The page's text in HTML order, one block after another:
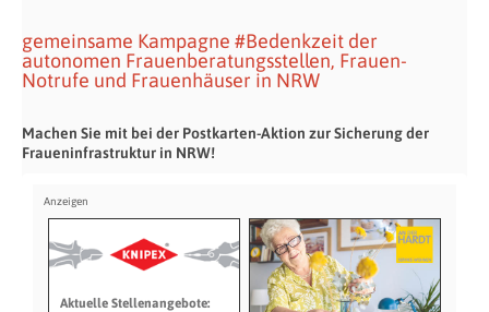
gemeinsame Kampagne #Bedenkzeit der
autonomen Frauenberatungsstellen, Frauen-
Notrufe und Frauenhäuser in NRW
Machen Sie mit bei der Postkarten-Aktion zur Sicherung der
Fraueninfrastruktur in NRW!
Aktuelle Stellenangebote: